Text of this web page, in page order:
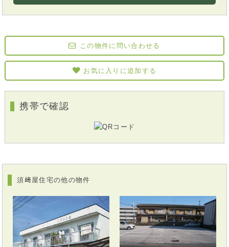
この物件に問い合わせる
お気に入りに追加する
携帯で確認
須﨑屋住宅の他の物件